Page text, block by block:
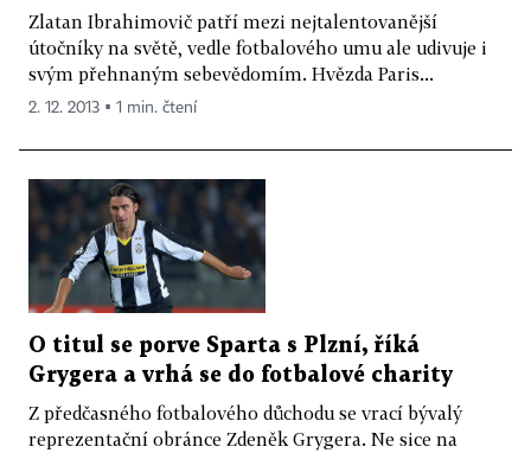
Zlatan Ibrahimovič patří mezi nejtalentovanější
útočníky na světě, vedle fotbalového umu ale udivuje i
svým přehnaným sebevědomím. Hvězda Paris...
2. 12. 2013 ▪ 1 min. čtení
O titul se porve Sparta s Plzní, říká
Grygera a vrhá se do fotbalové charity
Z předčasného fotbalového důchodu se vrací bývalý
reprezentační obránce Zdeněk Grygera. Ne sice na